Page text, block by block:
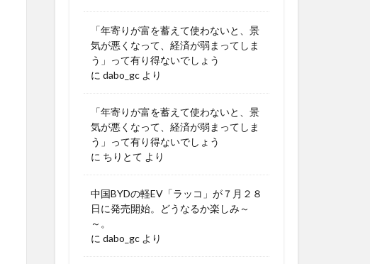
「年寄りが富を蓄えて使わないと、景
気が悪くなって、経済が弱まってしま
う」って有り得ないでしょう
に dabo_gc より
「年寄りが富を蓄えて使わないと、景
気が悪くなって、経済が弱まってしま
う」って有り得ないでしょう
に ちりとて より
中国BYDの軽EV「ラッコ」が７月２８
日に発売開始。どうなるか楽しみ～
～。
に dabo_gc より